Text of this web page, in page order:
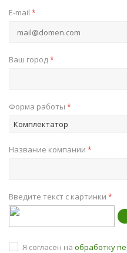
E-mail *
Ваш город*
Форма работы *
Комплектатор
Название компании *
Введите текст с картинки *
Я согласен на обработку